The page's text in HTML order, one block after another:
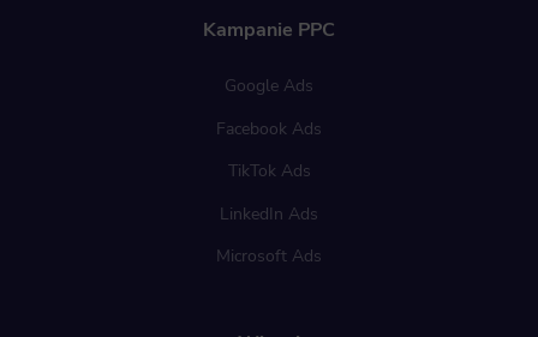
Kampanie PPC
Google Ads
Facebook Ads
TikTok Ads
LinkedIn Ads
Microsoft Ads